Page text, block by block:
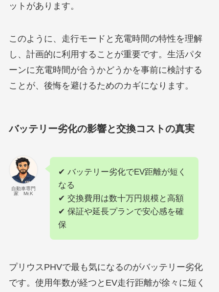
ットがあります。
このように、走行モードと充電時間の特性を理解
し、計画的に利用することが重要です。生活パタ
ーンに充電時間が合うかどうかを事前に検討する
ことが、後悔を避けるためのカギになります。
バッテリー劣化の影響と交換コストの真実
自動車専門
家 Mr.K
✔ バッテリー劣化でEV距離が短く
なる
✔ 交換費用は数十万円規模と高額
✔ 保証や延長プランで安心感を確
保
プリウスPHVで最も気になるのがバッテリー劣化
です。使用年数が経つとEV走行距離が徐々に短く